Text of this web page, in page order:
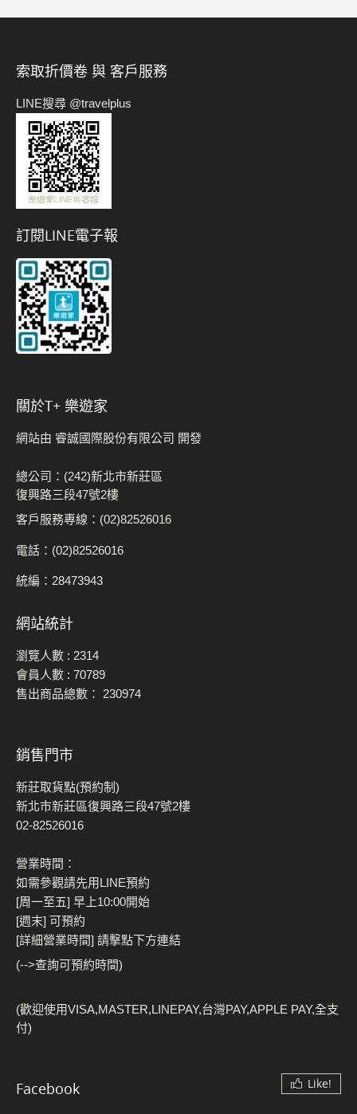
索取折價卷 與 客戶服務
LINE搜尋 @travelplus
訂閱LINE電子報
關於t+ 樂遊家
網站由 睿誠國際股份有限公司 開發
總公司：(242)新北市新莊區
復興路三段47號2樓
客戶服務專線：(02)82526016
電話：(02)82526016
統編：28473943
網站統計
瀏覽人數 : 2314
會員人數 : 70789
售出商品總數： 230974
銷售門市
新莊取貨點(預約制)
新北市新莊區復興路三段47號2樓
02-82526016
營業時間：
如需參觀請先用LINE預約
[周一至五] 早上10:00開始
[週末] 可預約
[詳細營業時間] 請擊點下方連結
(-->查詢可預約時間)
(歡迎使用VISA,MASTER,LINEPAY,台灣PAY,APPLE PAY,全支
付)
Facebook Like!